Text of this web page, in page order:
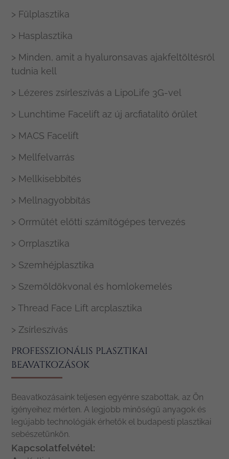
> Fülplasztika
> Hasplasztika
> Minden, amit a hyaluronsavas ajakfeltöltésről
tudnia kell
> Lézeres zsírleszívás a LipoLife 3G-vel
> Lunchtime Facelift az új arcfiatalító őrület
> MACS Facelift
> Mellfelvarrás
> Mellkisebbítés
> Mellnagyobbítás
> Orrműtét előtti számítógépes tervezés
> Orrplasztika
> Szemhéjplasztika
> Szemöldökvonal és homlokemelés
> Thread Face Lift arcplasztika
> Zsírleszívás
PROFESSZIONÁLIS PLASZTIKAI
BEAVATKOZÁSOK
Beavatkozásaink teljesen egyénre szabottak, az Ön
igényeihez mérten. A legjobb minőségű anyagok és
legújabb technológiák érhetők el budapesti plasztikai
sebészetünkön.
Kapcsolatfelvétel: